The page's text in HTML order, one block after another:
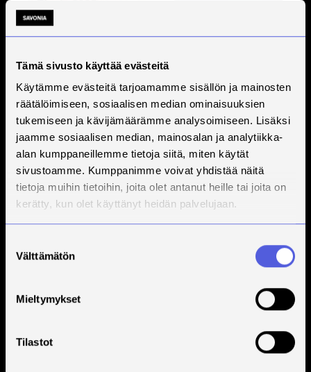
Tämä sivusto käyttää evästeitä
Käytämme evästeitä tarjoamamme sisällön ja mainosten
räätälöimiseen, sosiaalisen median ominaisuuksien
tukemiseen ja kävijämäärämme analysoimiseen. Lisäksi
jaamme sosiaalisen median, mainosalan ja analytiikka-
alan kumppaneillemme tietoja siitä, miten käytät
sivustoamme. Kumppanimme voivat yhdistää näitä
tietoja muihin tietoihin, joita olet antanut heille tai joita on
kerätty, kun olet käyttänyt heidän palvelujaan.
valinta
Välttämätön
Mieltymykset
Tilastot